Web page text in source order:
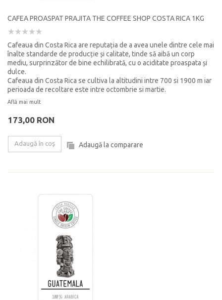
CAFEA PROASPAT PRAJITA THE COFFEE SHOP COSTA RICA 1KG
Cafeaua din Costa Rica are reputația de a avea unele dintre cele mai
înalte standarde de producție și calitate, tinde să aibă un corp
mediu, surprinzător de bine echilibrată, cu o aciditate proaspata și
dulce.
Cafeaua din Costa Rica se cultiva la altitudini intre 700 si 1900 m iar
perioada de recoltare este intre octombrie si martie.
Află mai mult
173,00 RON
Adaugă în coş Adaugă la comparare